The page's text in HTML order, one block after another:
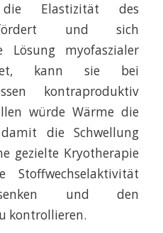
Elastizität des
fördert und sich
myofaszialer
kann sie bei
kontraproduktiv
würde Wärme die
die Schwellung
gezielte Kryotherapie
und den
kontrollieren.